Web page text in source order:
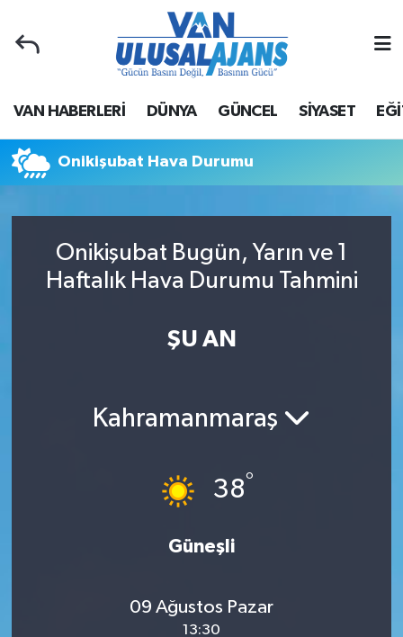
VAN HABERLERİ DÜNYA GÜNCEL SİYASET
Onikişubat Hava Durumu
Onikişubat Bugün, Yarın ve 1
Haftalık Hava Durumu Tahmini
ŞU AN
Kahramanmaraş
38°
Güneşli
09 Ağustos Pazar
13:30
Van Nöbetçi Eczaneler
Van Hava Durumu
Van Namaz Vakitleri
Süper Lig Puan Durumu ve Fikstür
Son Dakika Haberleri